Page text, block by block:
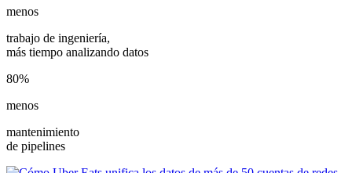
menos
trabajo de ingeniería,
más tiempo analizando datos
80%
menos
mantenimiento
de pipelines